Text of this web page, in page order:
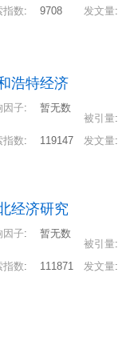
指数: 9708 发文量:
浩特经济
因子:
暂无数
被引量:
指数: 119147 发文量:
经济研究
因子:
暂无数
被引量:
指数: 111871 发文量: